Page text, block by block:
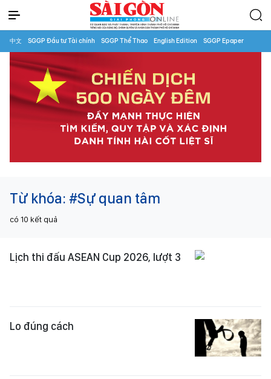
中文 SGGP Đầu tư Tài chính SGGP Thể Thao English Edition SGGP Epaper
Từ khóa: #Sự quan tâm
có 10 kết quả
Lịch thi đấu ASEAN Cup 2026, lượt 3
Lo đúng cách